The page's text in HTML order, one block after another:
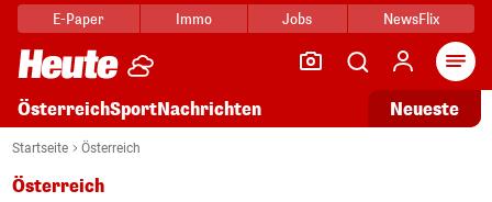
E-Paper Immo Jobs NewsFlix
ÖsterreichSportNachrichten Neueste
Startseite Österreich
Österreich